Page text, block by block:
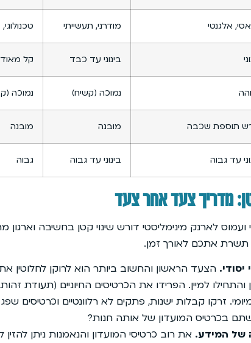
אלגנטי מודרני, תעשייתי
בינוני עד כבד קל מאוד
נמוכה (קשיח) נמוכה
תוספת שכבה מובנה מובנה
עד גבוה בינוני עד גבוה גבוה
מדריך צעד אחר צעד
לארנק מינימליסטי דורש שינוי קטן בחשיבה וארגון
אתכם לאורך זמן.
הצעד הראשון והחשוב ביותר הוא לרוקן
למיין. הפרידו את הכרטיסים החיוניים (תעודת
זרקו קבלות ישנות, פתקים לא רלוונטיים וכרטיסים
בכרטיס המועדון של אותה חנות?
את רוב כרטיסי המועדון והנאמנות ניתן